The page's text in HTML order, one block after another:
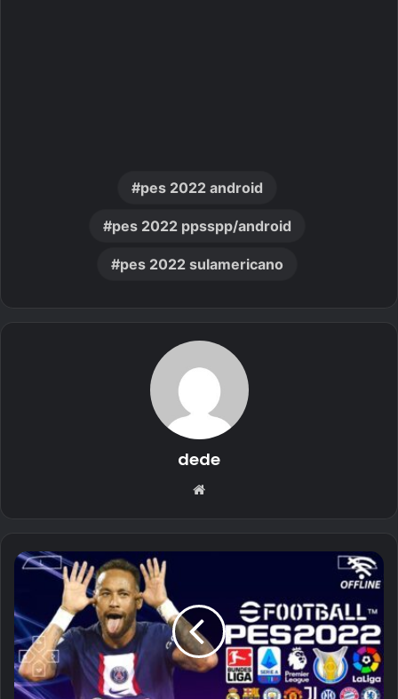
pes 2022 android
pes 2022 ppsspp/android
pes 2022 sulamericano
dede
Website